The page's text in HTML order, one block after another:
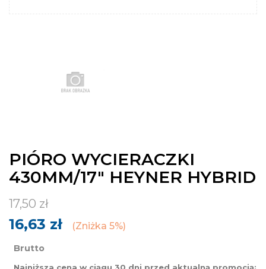
PIÓRO WYCIERACZKI
430MM/17" HEYNER HYBRID
17,50 zł
16,63 zł Zniżka 5%
Brutto